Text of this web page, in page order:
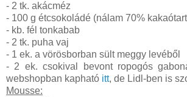
- 2 tk. akácméz
- 100 g étcsokoládé (nálam 70%
- kb. fél tonkabab
- 2 tk. puha vaj
- 1 ek. a vörösborban sült meggy levéből
- 2 ek. csokival bevont ropogós
webshopban kapható itt, de Lidl-ben is
Mousse: